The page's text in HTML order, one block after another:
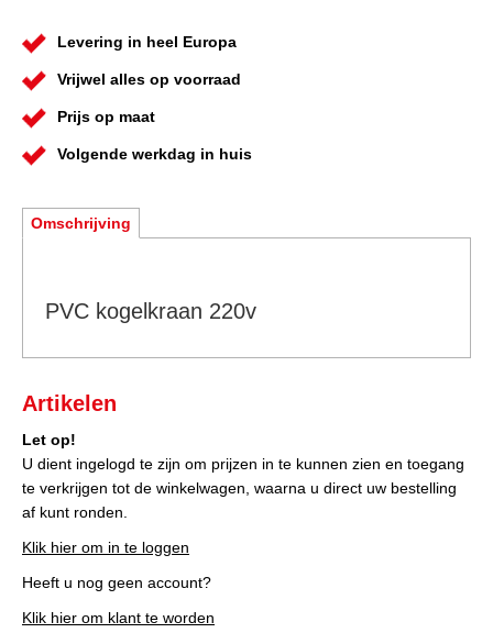
Levering in heel Europa
Vrijwel alles op voorraad
Prijs op maat
Volgende werkdag in huis
Omschrijving
PVC kogelkraan 220v
Artikelen
Let op!
U dient ingelogd te zijn om prijzen in te kunnen zien en toegang
te verkrijgen tot de winkelwagen, waarna u direct uw bestelling
af kunt ronden.
Klik hier om in te loggen
Heeft u nog geen account?
Klik hier om klant te worden